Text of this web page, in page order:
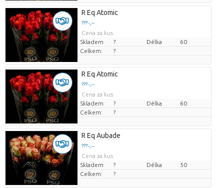
R Eq Atomic
??? -,--
Cena za kus
Skladem
? Délka
60
Celkem:
?
R Eq Atomic
??? -,--
Cena za kus
Skladem
? Délka
60
Celkem:
?
R Eq Aubade
??? -,--
Cena za kus
Skladem
? Délka
50
Celkem:
?